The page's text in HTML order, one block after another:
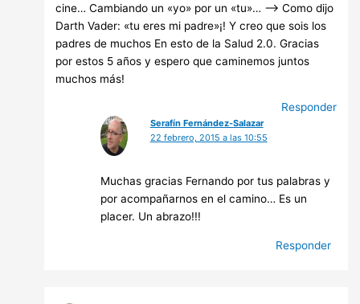
cine… Cambiando un «yo» por un «tu»… —-> Como dijo
Darth Vader: «tu eres mi padre»¡! Y creo que sois los
padres de muchos En esto de la Salud 2.0. Gracias
por estos 5 años y espero que caminemos juntos
muchos más!
Responder
Serafín Fernández-Salazar
22 febrero, 2015 a las 10:55
Muchas gracias Fernando por tus palabras y
por acompañarnos en el camino… Es un
placer. Un abrazo!!!
Responder